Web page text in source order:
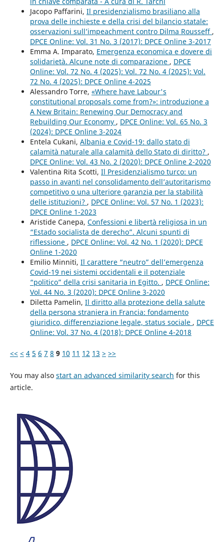
Jacopo Paffarini, Il presidenzialismo brasiliano alla
prova delle inchieste e della crisi del bilancio statale:
osservazioni sull’impeachment contro Dilma Rousseff ,
DPCE Online: Vol. 31 No. 3 (2017): DPCE Online 3-2017
Emma A. Imparato, Emergenza economica e dovere di
solidarietà. Alcune note di comparazione , DPCE
Online: Vol. 72 No. 4 (2025): Vol. 72 No. 4 (2025): Vol.
72 No. 4 (2025): DPCE Online 4-2025
Alessandro Torre, «Where have Labour's
constitutional proposals come from?»: introduzione a
A New Britain: Renewing Our Democracy and
Rebuilding Our Economy , DPCE Online: Vol. 65 No. 3
(2024): DPCE Online 3-2024
Entela Cukani, Albania e Covid-19: dallo stato di
calamità naturale alla calamità dello Stato di diritto? ,
DPCE Online: Vol. 43 No. 2 (2020): DPCE Online 2-2020
Valentina Rita Scotti, Il Presidenzialismo turco: un
passo in avanti nel consolidamento dell’autoritarismo
competitivo o una ulteriore garanzia per la stabilità
delle istituzioni? , DPCE Online: Vol. 57 No. 1 (2023):
DPCE Online 1-2023
Aristide Canepa, Confessioni e libertà religiosa in un
“Estado socialista de derecho”. Alcuni spunti di
riflessione , DPCE Online: Vol. 42 No. 1 (2020): DPCE
Online 1-2020
Emilio Minniti, Il carattere “neutro” dell’emergenza
Covid-19 nei sistemi occidentali e il potenziale
“politico” della crisi sanitaria in Egitto. , DPCE Online:
Vol. 44 No. 3 (2020): DPCE Online 3-2020
Diletta Pamelin, Il diritto alla protezione della salute
della persona straniera in Francia: fondamento
giuridico, differenziazione legale, status sociale , DPCE
Online: Vol. 37 No. 4 (2018): DPCE Online 4-2018
<< < 4 5 6 7 8 9 10 11 12 13 > >>
You may also start an advanced similarity search for this
article.